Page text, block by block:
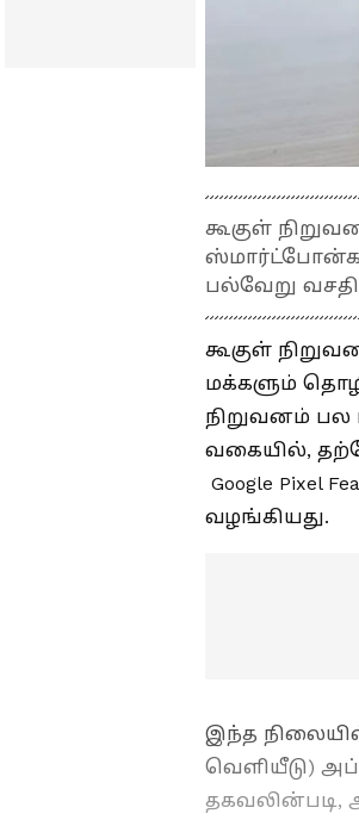
கூகுள்
பல்வேறு
கூகுள்
மக்களும்
நிறுவனம் பல
வகையில்,
Google Pixel
வழங்கியது.
இந்த
வெளியீடு)
தகவலின்படி,